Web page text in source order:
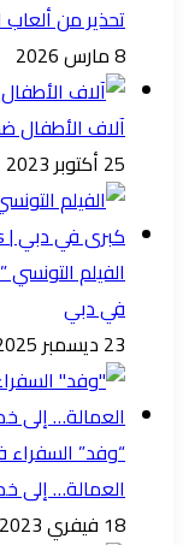
تحذير من
8 مارس 2026
آلاف الأطفال
25 أكتوبر 2023
في دبي
23 ديسمبر 2025
“وفد”
العمالة… إلى
18 فيفري 2023